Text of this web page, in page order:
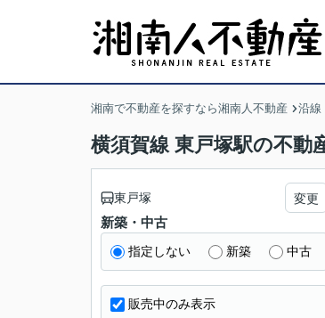
湘南で不動産を探すなら湘南人不動産 沿線
横須賀線 東戸塚駅の不動
東戸塚 変更
新築・中古
指定しない 新築 中古
販売中のみ表示